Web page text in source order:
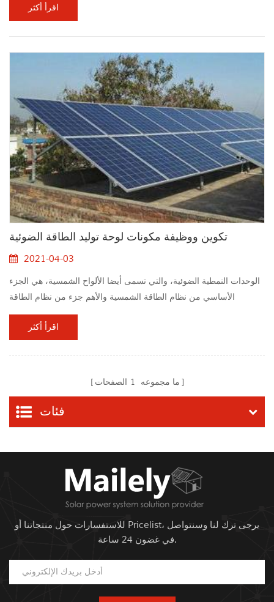
الطهارة المختلفة، يتم تقسيمها إلى درجة الإلكترونية والطاقة الشمسية
اقرأ أكثر
تكوين ووظيفة مكونات لوحة توليد الطاقة الضوئية
2021-04-03
الوحدات النمطية الضوئية، والتي تسمى أيضا الألواح الشمسية، هي الجزء
الأساسي من نظام الطاقة الشمسية والأهم جزء من نظام الطاقة
الشمسية : دور الوحلات الضوئية هو تحويل الطاقة الشمسية إلى طاقة
كهربائية وإرسالها إلى بطاريات التخزين لدفع تحميل. تعرف وحدات
اقرأ أكثر
ما مجموعه 1 الصفحات
فئات
للاستفسارات حول منتجاتنا أو Pricelist، يرجى ترك لنا وسنتواصل
في غضون 24 ساعة.